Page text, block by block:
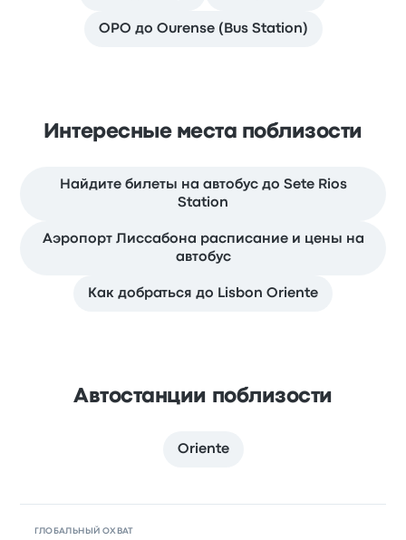
OPO до Ourense (Bus Station)
Интересные места поблизости
Найдите билеты на автобус до Sete Rios
Station
Аэропорт Лиссабона расписание и цены на
автобус
Как добраться до Lisbon Oriente
Автостанции поблизости
Oriente
ГЛОБАЛЬНЫЙ ОХВАТ